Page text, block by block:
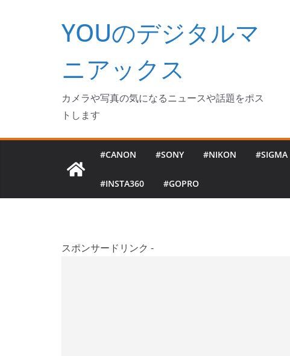
ッ
YOUのデジタルマ
ニアックス
カメラや写真の気になるニュースや話題をポス
トします
#CANON #SONY #NIKON #SIGMA
#INSTA360 #GOPRO
スポンサードリンク -